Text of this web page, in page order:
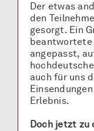
Der etwas
den
gesorgt. Ein
beantwortete
angepasst,
auch für uns
Erlebnis.
Doch jetzt zu